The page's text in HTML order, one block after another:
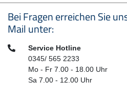
Seitenfußbereich
Bei Fragen erreichen Sie
Mail unter:
Telefon:Service Hotline
0345/ 565 2233
Mo - Fr 7.00 - 18.00 Uhr
Sa 7.00 - 12.00 Uhr